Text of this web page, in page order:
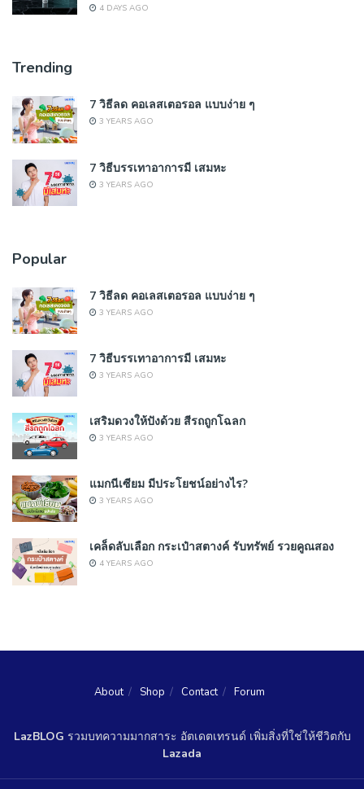
4 DAYS AGO
Trending
7 วิธีลด คอเลสเตอรอล แบบง่าย ๆ
3 YEARS AGO
7 วิธีบรรเทาอาการมี เสมหะ
3 YEARS AGO
Popular
7 วิธีลด คอเลสเตอรอล แบบง่าย ๆ
3 YEARS AGO
7 วิธีบรรเทาอาการมี เสมหะ
3 YEARS AGO
เสริมดวงให้ปังด้วย สีรถถูกโฉลก
3 YEARS AGO
แมกนีเซียม มีประโยชน์อย่างไร?
3 YEARS AGO
เคล็ดลับเลือก กระเป๋าสตางค์ รับทรัพย์ รวยคูณสอง
4 YEARS AGO
About Shop Contact Forum
LazBLOG รวมบทความมากสาระ อัตเดตเทรนด์ เพิ่มสิ่งที่ใช่ให้ชีวิตกับ
Lazada